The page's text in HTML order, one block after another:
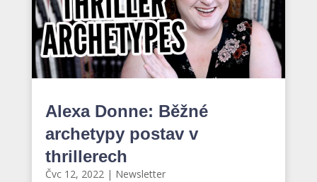
Alexa Donne: Běžné
archetypy postav v
thrillerech
Čvc 12, 2022| Newsletter